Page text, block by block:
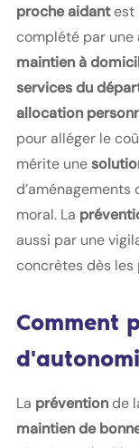
proche aidantest
complété par une
maintien à
services du
allocation
pour alléger le
mérite une
moral. La
aussi par une
concrètes dès les
Comment
La préventionde
maintien de